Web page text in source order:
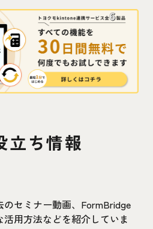
立ち情報
セミナー動画、FormBridge
用方法などを紹介していま